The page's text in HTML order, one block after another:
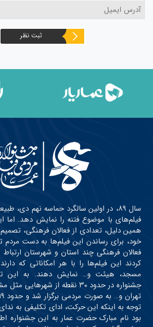
ثبت نظر
سال ۸۹، در اولین سالگرد حماسه نهم دی،
فیلم‌های با موضوع فتنه را نمایش دهد. اما
همین دلیل، تعدادی از فعالان فرهنگی،
خود، برای رساندن این فیلم‌ها به دست مردم
فعالان فرهنگی چند استان و شهرستان
کردند این فیلم‌ها را با هر امکاناتی که
مسجد، هیئت و… نمایش دهند. به این
جشنواره در حدود ۳۰ نقطه از
توجه به اینکه این حرکت، ادای تکلیفی به
بود نام مبارک حضرت عمار به این جشنواره